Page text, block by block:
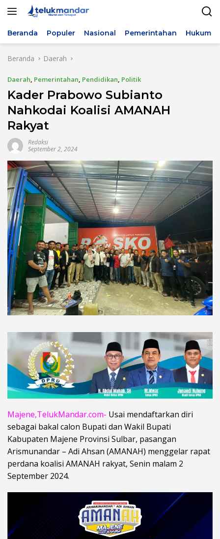
Beranda Populer Nasional Pemerintahan Hukum
Beranda Daerah
Daerah, Pemerintahan, Pendidikan, Politik
Kader Prabowo Subianto
Nahkodai Koalisi AMANAH
Rakyat
Redaksi
September 2, 2024
Majene,TelukMandar.com- Usai mendaftarkan diri
sebagai bakal calon Bupati dan Wakil Bupati
Kabupaten Majene Provinsi Sulbar, pasangan
Arismunandar – Adi Ahsan (AMANAH) menggelar rapat
perdana koalisi AMANAH rakyat, Senin malam 2
September 2024.